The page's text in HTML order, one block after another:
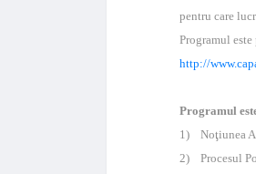
pentru care
Programul
http://
Programul
1) Noţiunea
2) Procesul